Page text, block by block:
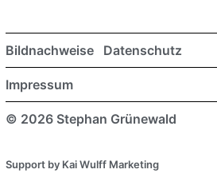
© 2026 Stephan Grünewald
Impressum
Bildnachweise Datenschutz
Support by Kai Wulff Marketing